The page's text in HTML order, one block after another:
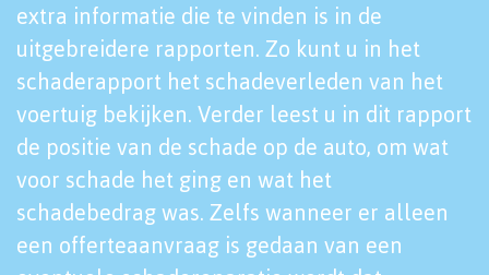
extra informatie die te vinden is in de
uitgebreidere rapporten. Zo kunt u in het
schaderapport het schadeverleden van het
voertuig bekijken. Verder leest u in dit rapport
de positie van de schade op de auto, om wat
voor schade het ging en wat het
schadebedrag was. Zelfs wanneer er alleen
een offerteaanvraag is gedaan van een